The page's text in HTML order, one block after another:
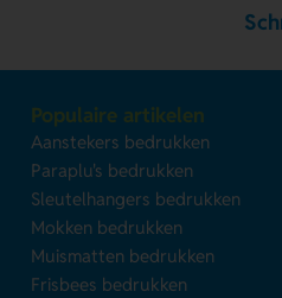
Populaire artikelen
Aanstekers bedrukken
Paraplu's bedrukken
Sleutelhangers bedrukken
Mokken bedrukken
Muismatten bedrukken
Frisbees bedrukken